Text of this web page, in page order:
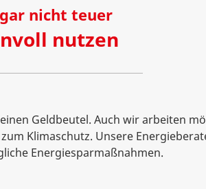
nicht teuer
nutzen
Geldbeutel. Auch wir arbeiten
Klimaschutz. Unsere
Energiesparmaßnahmen.